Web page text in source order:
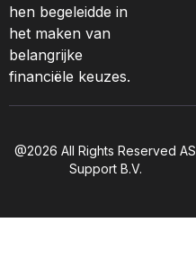
hen begeleidde in
het maken van
belangrijke
financiële keuzes.
@2026 All Rights Reserved AS
Support B.V.